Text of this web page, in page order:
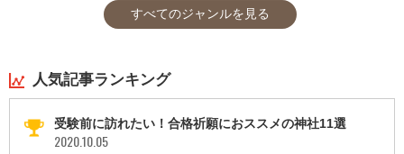
すべてのジャンルを見る
人気記事ランキング
受験前に訪れたい！合格祈願におススメの神社11選
2020.10.05